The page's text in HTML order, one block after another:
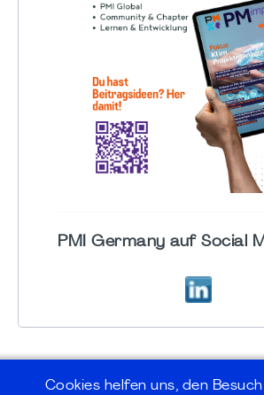
PMI Germany auf Social
Cookies helfen uns, den